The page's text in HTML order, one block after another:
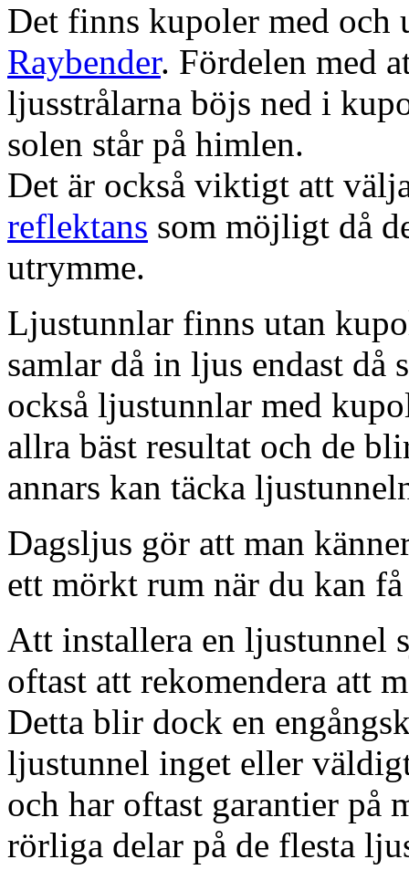
Det finns kupoler med och
Raybender. Fördelen med
ljusstrålarna böjs ned i
solen står på himlen.
Det är också viktigt att
reflektans som möjligt då
utrymme.
Ljustunnlar finns utan
samlar då in ljus endast då
också ljustunnlar med
allra bäst resultat och de
annars kan täcka
Dagsljus gör att man
ett mörkt rum när du kan
Att installera en ljustunnel
oftast att rekomendera att
Detta blir dock en
ljustunnel inget eller
och har oftast garantier på
rörliga delar på de flesta